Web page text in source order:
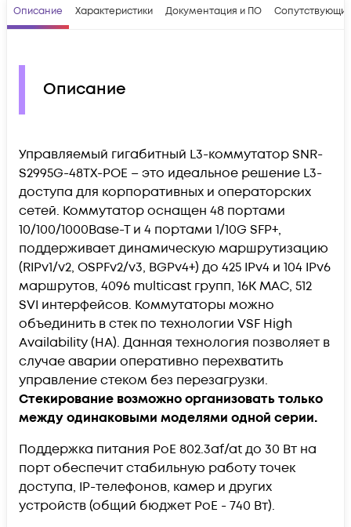
Описание Характеристики Документация и ПО
Описание
Управляемый гигабитный L3-коммутатор SNR-
S2995G-48TX-POE – это идеальное решение L3-
доступа для корпоративных и операторских
сетей. Коммутатор оснащен 48 портами
10/100/1000Base-T и 4 портами 1/10G SFP+,
поддерживает динамическую маршрутизацию
(RIPv1/v2, OSPFv2/v3, BGPv4+) до 425 IPv4 и 104 IPv6
маршрутов, 4096 multicast групп, 16K MAC, 512
SVI интерфейсов. Коммутаторы можно
объединить в стек по технологии VSF High
Availability (HA). Данная технология позволяет в
случае аварии оперативно перехватить
управление стеком без перезагрузки.
Стекирование возможно организовать только
между одинаковыми моделями одной серии.
Поддержка питания PoE 802.3af/at до 30 Вт на
порт обеспечит стабильную работу точек
доступа, IP-телефонов, камер и других
устройств (общий бюджет PoE - 740 Вт).